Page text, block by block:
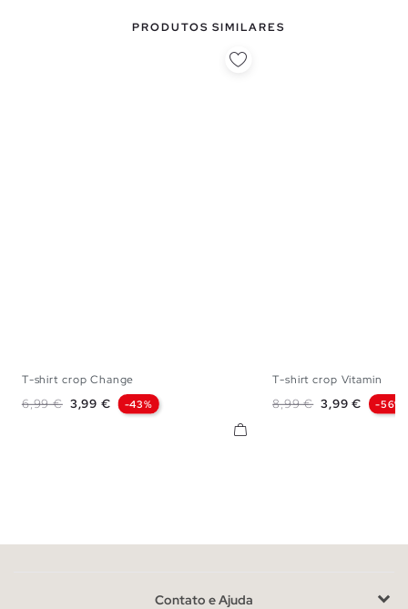
PRODUTOS SIMILARES
S
T-shirt crop Change
Preço normal
6,99 € Preço
3,99 € -43%
T-shirt crop Vitamin
Preço normal
8,99 € Preço
3,99 € -56%
Contato e Ajuda